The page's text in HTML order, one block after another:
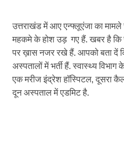
उत्तराखंड में आए एन्फ्लूएंजा का
महकमे के होश उड़ गए हैं. खबर है कि
पर ख़ास नजर रखे हैं. आपको बता दें
अस्पतालों में भर्ती हैं. स्वास्थ्य
एक मरीज इंद्रेश हॉस्पिटल, दूसरा
दून अस्पताल में एडमिट है.